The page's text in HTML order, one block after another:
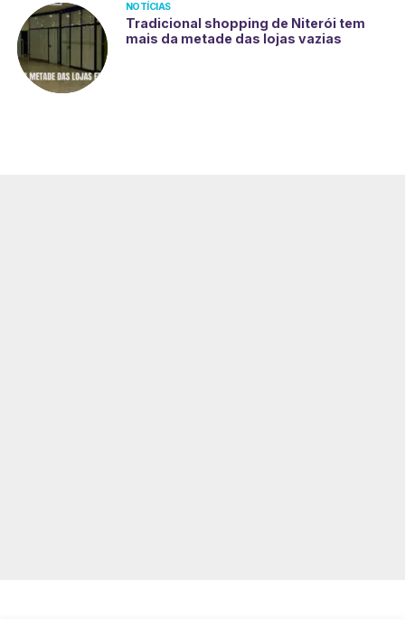
NOTÍCIAS
Tradicional shopping de Niterói tem
mais da metade das lojas vazias